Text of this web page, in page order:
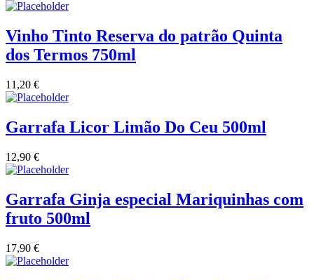
Sem categoria
Só Vinha
Tapada de Coelheiros - Alentejo
Torre de Palma Alentejo
Trois Setubal
Vinho Tinto Reserva do patrão Quinta
dos Termos 750ml
11,20 €
Garrafa Licor Limão Do Ceu 500ml
12,90 €
Garrafa Ginja especial Mariquinhas com
fruto 500ml
17,90 €